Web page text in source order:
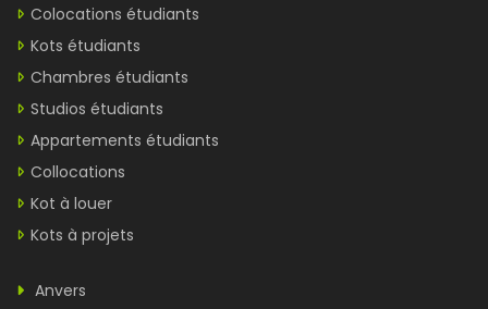
Colocations étudiants
Kots étudiants
Chambres étudiants
Studios étudiants
Appartements étudiants
Collocations
Kot à louer
Kots à projets
Anvers